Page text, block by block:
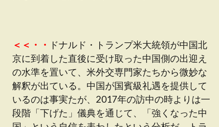
＜＜・・ ドナルド・トランプ米大統領が中国北
京に到着した直後に受け取った中国側の出迎え
の水準を置いて、米外交専門家たちから微妙な
解釈が出ている。中国が国賓級礼遇を提供して
いるのは事実たが、2017年の訪中の時よりは一
段階「下げた」儀典を通じて、「強くなった中